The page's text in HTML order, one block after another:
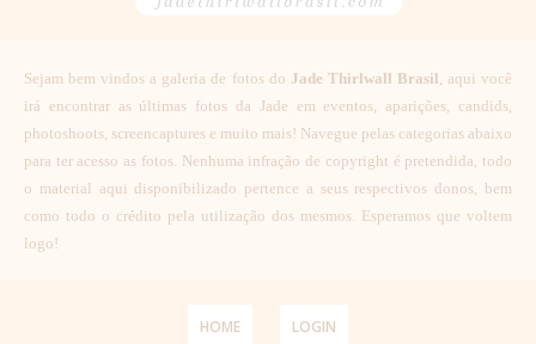
Sejam bem vindos a galeria de fotos do Jade Thirlwall Brasil, aqui você
irá encontrar as últimas fotos da Jade em eventos, aparições, candids,
photoshoots, screencaptures e muito mais! Navegue pelas categorias abaixo
para ter acesso as fotos. Nenhuma infração de copyright é pretendida, todo
o material aqui disponibilizado pertence a seus respectivos donos, bem
como todo o crédito pela utilização dos mesmos. Esperamos que voltem
logo!
HOME LOGIN